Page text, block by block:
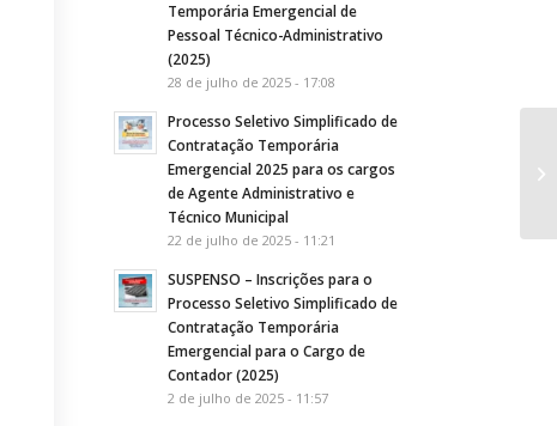
Temporária Emergencial de
Pessoal Técnico-Administrativo
(2025)
28 de julho de 2025 - 17:08
Processo Seletivo Simplificado de
Contratação Temporária
Emergencial 2025 para os cargos
de Agente Administrativo e
Técnico Municipal
22 de julho de 2025 - 11:21
SUSPENSO – Inscrições para o
Processo Seletivo Simplificado de
Contratação Temporária
Emergencial para o Cargo de
Contador (2025)
2 de julho de 2025 - 11:57